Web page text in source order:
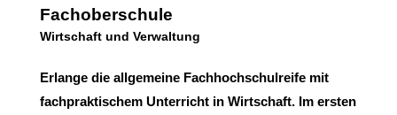
Fachoberschule
Wirtschaft und Verwaltung
Erlange die allgemeine Fachhochschulreife mit
fachpraktischem Unterricht in Wirtschaft. Im ersten